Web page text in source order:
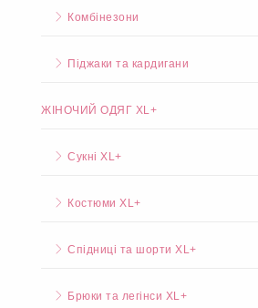
Комбінезони
Піджаки та кардигани
ЖІНОЧИЙ ОДЯГ XL+
Сукні XL+
Костюми XL+
Спідниці та шорти XL+
Брюки та легінси XL+